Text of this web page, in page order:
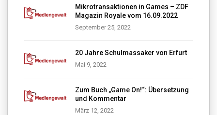
Mikrotransaktionen in Games – ZDF
Magazin Royale vom 16.09.2022
September 25, 2022
20 Jahre Schulmassaker von Erfurt
Mai 9, 2022
Zum Buch „Game On!“: Übersetzung
und Kommentar
März 12, 2022